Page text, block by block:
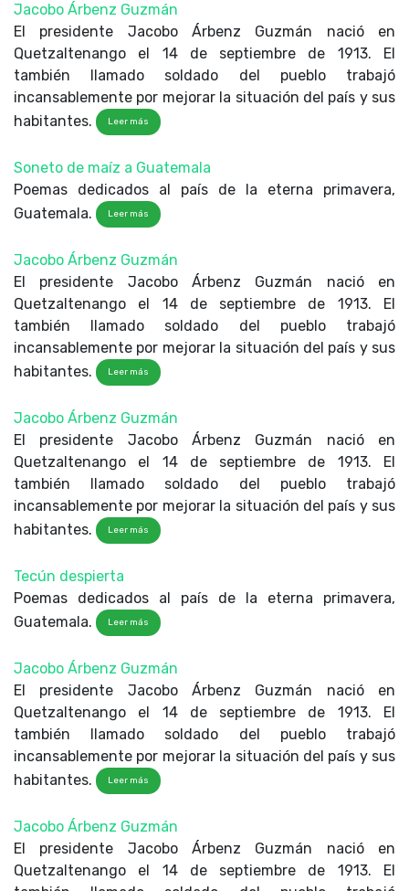
Jacobo Árbenz Guzmán
El presidente Jacobo Árbenz Guzmán nació en
Quetzaltenango el 14 de septiembre de 1913. El
también llamado soldado del pueblo trabajó
incansablemente por mejorar la situación del país y sus
habitantes.
Leer más
Soneto de maíz a Guatemala
Poemas dedicados al país de la eterna primavera,
Guatemala.
Leer más
Jacobo Árbenz Guzmán
El presidente Jacobo Árbenz Guzmán nació en
Quetzaltenango el 14 de septiembre de 1913. El
también llamado soldado del pueblo trabajó
incansablemente por mejorar la situación del país y sus
habitantes.
Leer más
Jacobo Árbenz Guzmán
El presidente Jacobo Árbenz Guzmán nació en
Quetzaltenango el 14 de septiembre de 1913. El
también llamado soldado del pueblo trabajó
incansablemente por mejorar la situación del país y sus
habitantes.
Leer más
Tecún despierta
Poemas dedicados al país de la eterna primavera,
Guatemala.
Leer más
Jacobo Árbenz Guzmán
El presidente Jacobo Árbenz Guzmán nació en
Quetzaltenango el 14 de septiembre de 1913. El
también llamado soldado del pueblo trabajó
incansablemente por mejorar la situación del país y sus
habitantes.
Leer más
Jacobo Árbenz Guzmán
El presidente Jacobo Árbenz Guzmán nació en
Quetzaltenango el 14 de septiembre de 1913. El